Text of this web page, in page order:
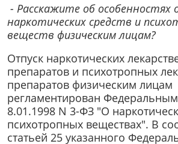
- Расскажите об особенностях
наркотических средств и
веществ физическим лицам?
Отпуск наркотических
препаратов и психотропных
препаратов физическим лицам
регламентирован
8.01.1998 N 3-ФЗ "О
психотропных веществах". В
статьей 25 указанного